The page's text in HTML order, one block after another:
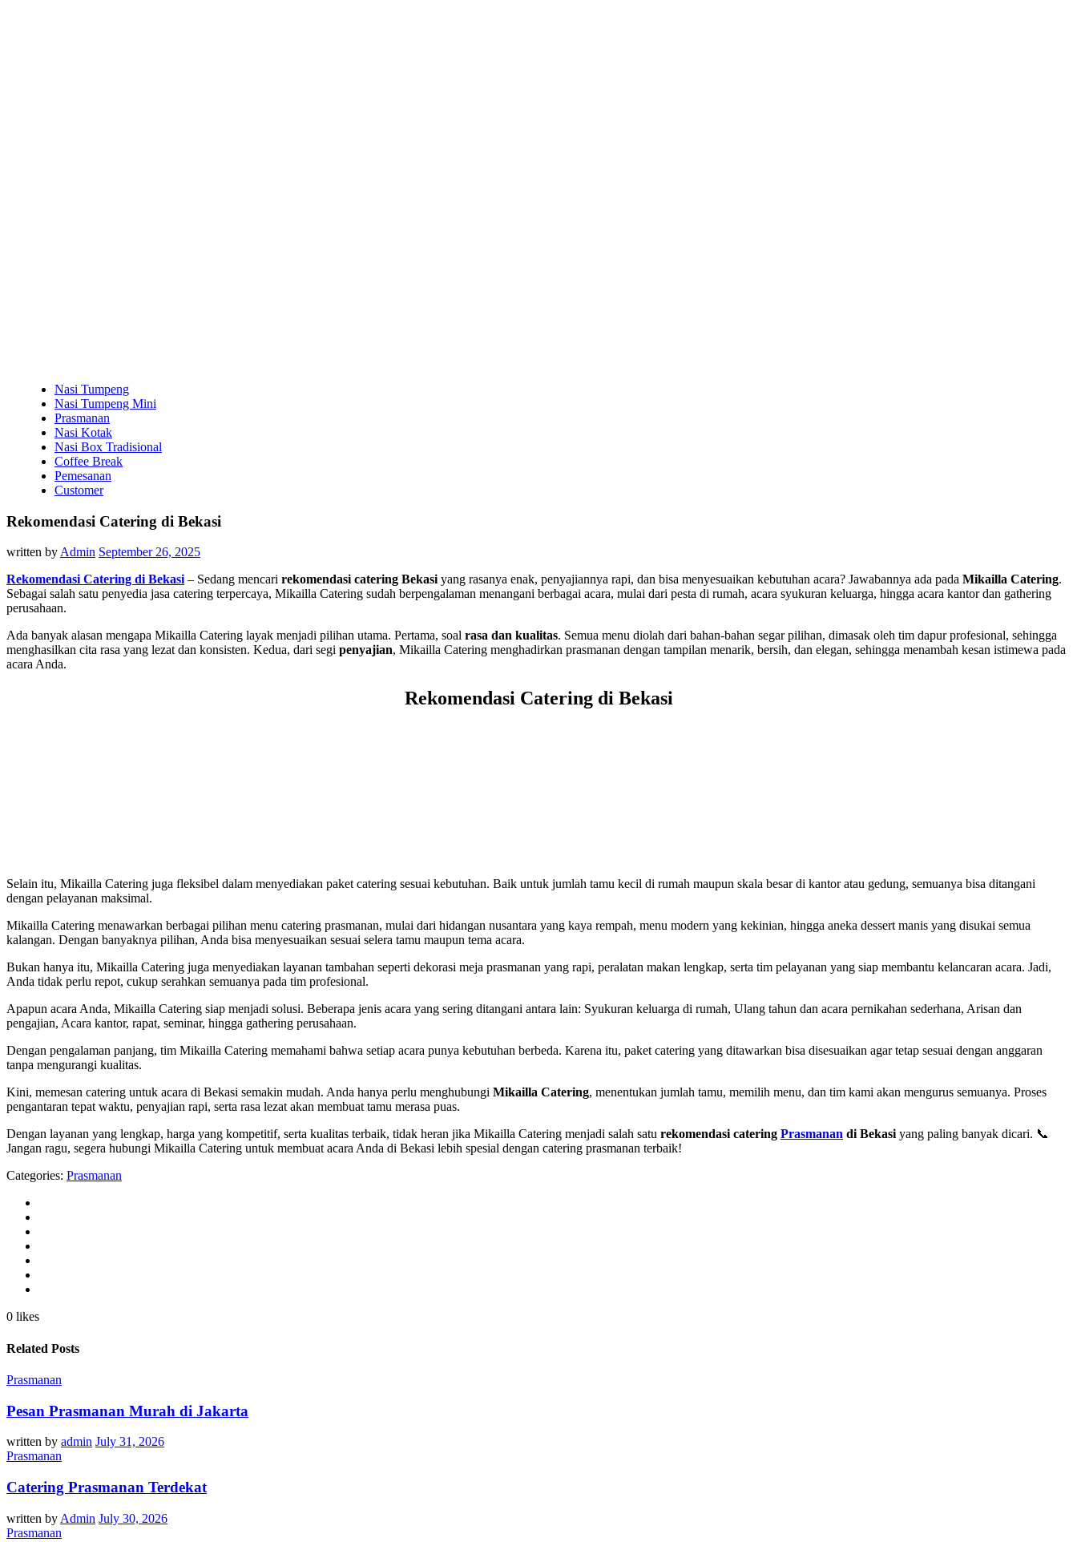
Nasi Tumpeng
Nasi Tumpeng Mini
Prasmanan
Nasi Kotak
Nasi Box Tradisional
Coffee Break
Pemesanan
Customer
Rekomendasi Catering di Bekasi
written byAdmin September 26, 2025
Rekomendasi Catering di Bekasi– Sedang mencari rekomendasi catering Bekasiyang rasanya enak, penyajiannya rapi, dan bisa menyesuaikan kebutuhan acara? Jawabannya ada pada Mikailla Catering.
Sebagai salah satu penyedia jasa catering terpercaya, Mikailla Catering sudah berpengalaman menangani berbagai acara, mulai dari pesta di rumah, acara syukuran keluarga, hingga acara kantor dan gathering
perusahaan.
Ada banyak alasan mengapa Mikailla Catering layak menjadi pilihan utama. Pertama, soal rasa dan kualitas. Semua menu diolah dari bahan-bahan segar pilihan, dimasak oleh tim dapur profesional, sehingga
menghasilkan cita rasa yang lezat dan konsisten. Kedua, dari segi penyajian, Mikailla Catering menghadirkan prasmanan dengan tampilan menarik, bersih, dan elegan, sehingga menambah kesan istimewa pada
acara Anda.
Rekomendasi Catering di Bekasi
Selain itu, Mikailla Catering juga fleksibel dalam menyediakan paket catering sesuai kebutuhan. Baik untuk jumlah tamu kecil di rumah maupun skala besar di kantor atau gedung, semuanya bisa ditangani
dengan pelayanan maksimal.
Mikailla Catering menawarkan berbagai pilihan menu catering prasmanan, mulai dari hidangan nusantara yang kaya rempah, menu modern yang kekinian, hingga aneka dessert manis yang disukai semua
kalangan. Dengan banyaknya pilihan, Anda bisa menyesuaikan sesuai selera tamu maupun tema acara.
Bukan hanya itu, Mikailla Catering juga menyediakan layanan tambahan seperti dekorasi meja prasmanan yang rapi, peralatan makan lengkap, serta tim pelayanan yang siap membantu kelancaran acara. Jadi,
Anda tidak perlu repot, cukup serahkan semuanya pada tim profesional.
Apapun acara Anda, Mikailla Catering siap menjadi solusi. Beberapa jenis acara yang sering ditangani antara lain: Syukuran keluarga di rumah, Ulang tahun dan acara pernikahan sederhana, Arisan dan
pengajian, Acara kantor, rapat, seminar, hingga gathering perusahaan.
Dengan pengalaman panjang, tim Mikailla Catering memahami bahwa setiap acara punya kebutuhan berbeda. Karena itu, paket catering yang ditawarkan bisa disesuaikan agar tetap sesuai dengan anggaran
tanpa mengurangi kualitas.
Kini, memesan catering untuk acara di Bekasi semakin mudah. Anda hanya perlu menghubungi Mikailla Catering, menentukan jumlah tamu, memilih menu, dan tim kami akan mengurus semuanya. Proses
pengantaran tepat waktu, penyajian rapi, serta rasa lezat akan membuat tamu merasa puas.
Dengan layanan yang lengkap, harga yang kompetitif, serta kualitas terbaik, tidak heran jika Mikailla Catering menjadi salah satu rekomendasi catering Prasmanan di Bekasi yang paling banyak dicari. 📞
Jangan ragu, segera hubungi Mikailla Catering untuk membuat acara Anda di Bekasi lebih spesial dengan catering prasmanan terbaik!
Categories: Prasmanan
0 likes
Related Posts
Prasmanan
Pesan Prasmanan Murah di Jakarta
written by admin July 31, 2026
Prasmanan
Catering Prasmanan Terdekat
written by Admin July 30, 2026
Prasmanan